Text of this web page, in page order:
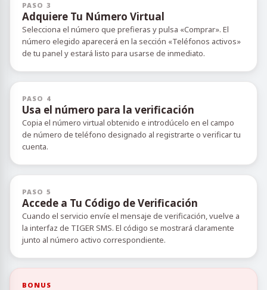
PASO 3
Adquiere Tu Número Virtual
Selecciona el número que prefieras y pulsa «Comprar». El
número elegido aparecerá en la sección «Teléfonos activos»
de tu panel y estará listo para usarse de inmediato.
PASO 4
Usa el número para la verificación
Copia el número virtual obtenido e introdúcelo en el campo
de número de teléfono designado al registrarte o verificar tu
cuenta.
PASO 5
Accede a Tu Código de Verificación
Cuando el servicio envíe el mensaje de verificación, vuelve a
la interfaz de TIGER SMS. El código se mostrará claramente
junto al número activo correspondiente.
BONUS